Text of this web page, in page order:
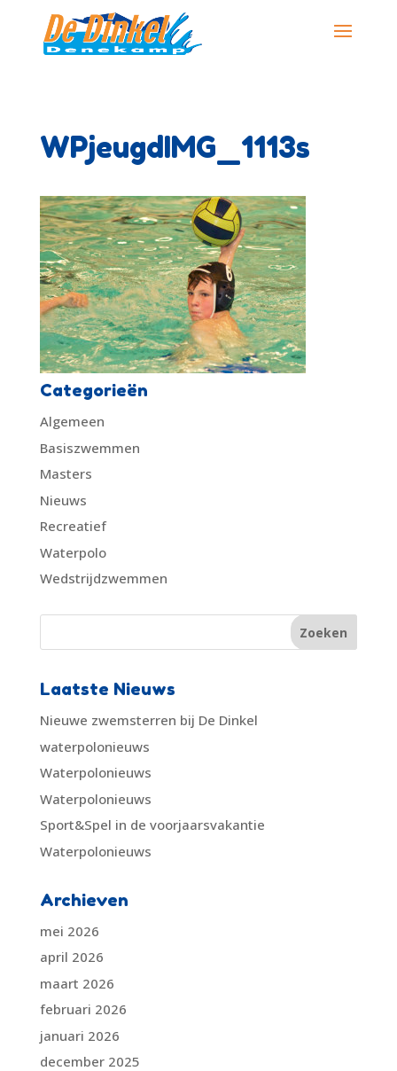
WPjeugdIMG_1113s
Categorieën
Algemeen
Basiszwemmen
Masters
Nieuws
Recreatief
Waterpolo
Wedstrijdzwemmen
Laatste Nieuws
Nieuwe zwemsterren bij De Dinkel
waterpolonieuws
Waterpolonieuws
Waterpolonieuws
Sport&Spel in de voorjaarsvakantie
Waterpolonieuws
Archieven
mei 2026
april 2026
maart 2026
februari 2026
januari 2026
december 2025